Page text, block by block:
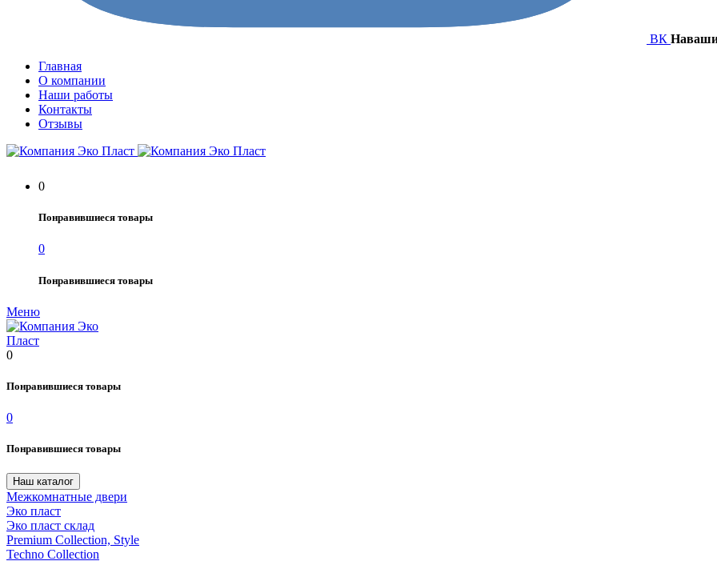
ВК
Главная
О компании
Наши работы
Контакты
Отзывы
0
Понравившиеся товары
0
Понравившиеся товары
Меню
0
Понравившиеся товары
0
Понравившиеся товары
Наш каталог
Межкомнатные двери
Эко пласт
Эко пласт склад
Premium Collection, Style
Techno Collection